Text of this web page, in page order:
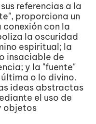
referencias a la
proporciona un
con la
la oscuridad
espiritual; la
insaciable de
y la "fuente"
o lo divino.
ideas abstractas
el uso de
objetos